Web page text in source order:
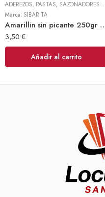
ADEREZOS, PASTAS, SAZONADORES Y CONDIMENTOS
Marca: SIBARITA
Amarillin sin
3,50 €
Añadir al carrito